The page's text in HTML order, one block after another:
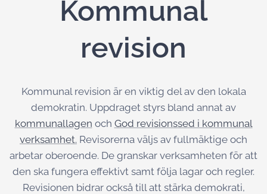
Kommunal
revision
Kommunal revision är en viktig del av den lokala
demokratin. Uppdraget styrs bland annat av
kommunallagen och God revisionssed i kommunal
verksamhet. Revisorerna väljs av fullmäktige och
arbetar oberoende. De granskar verksamheten för att
den ska fungera effektivt samt följa lagar och regler.
Revisionen bidrar också till att stärka demokrati,